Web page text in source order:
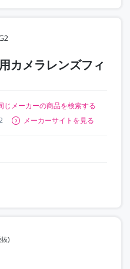
メラレンズフィ
じメーカーの商品を検索する
メーカーサイトを見る
)